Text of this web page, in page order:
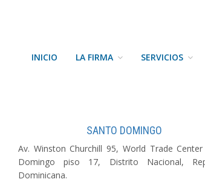
INICIO LA FIRMA SERVICIOS
SANTO DOMINGO
Av. Winston Churchill 95, World Trade
Domingo piso 17, Distrito Nacional,
Dominicana.